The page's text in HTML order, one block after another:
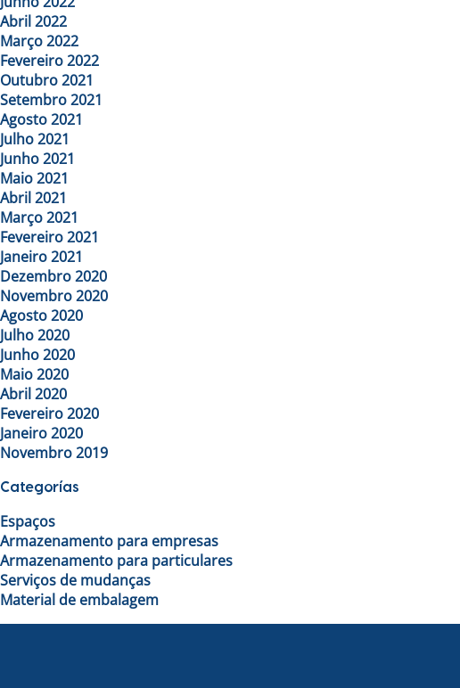
Abril 2022
Março 2022
Fevereiro 2022
Outubro 2021
Setembro 2021
Agosto 2021
Julho 2021
Junho 2021
Maio 2021
Abril 2021
Março 2021
Fevereiro 2021
Janeiro 2021
Dezembro 2020
Novembro 2020
Agosto 2020
Julho 2020
Junho 2020
Maio 2020
Abril 2020
Fevereiro 2020
Janeiro 2020
Novembro 2019
Categorías
Espaços
Armazenamento para empresas
Armazenamento para particulares
Serviços de mudanças
Material de embalagem